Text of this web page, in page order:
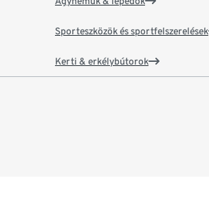
Sporteszközök és sportfelszerelések
Kerti & erkélybútorok